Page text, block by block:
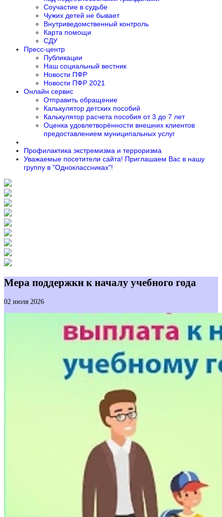
Соучастие в судьбе
Чужих детей не бывает
Внутриведомственный контроль
Карта помощи
СДУ
Пресс-центр
Публикации
Наш социальный вестник
Новости ПФР
Новости ПФР 2021
Онлайн сервис
Отправить обращение
Калькулятор детских пособий
Калькулятор расчета пособия от 3 до 7 лет
Оценка удовлетворённости внешних клиентов
предоставлением муниципальных услуг
Профилактика экстремизма и терроризма
Уважаемые посетители сайта! Приглашаем Вас в нашу
группу в "Одноклассниках"!
Мера поддержки к началу учебного года
02 июля 2026